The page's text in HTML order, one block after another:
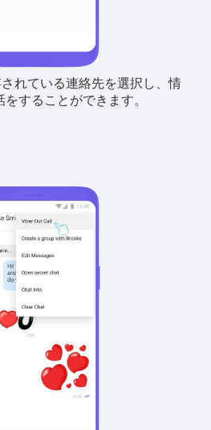
れている連絡先を選択し、情
することができます。